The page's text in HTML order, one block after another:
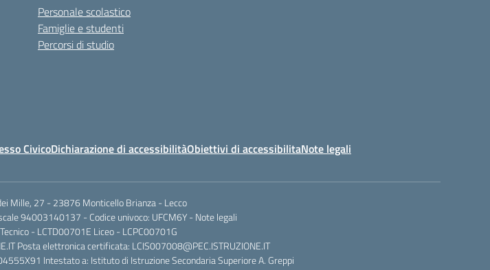
Personale scolastico
Famiglie e studenti
Percorsi di studio
CivicoDichiarazione di accessibilitàObiettivi di accessibilitaNote legali
Mille, 27 - 23876 Monticello Brianza - Lecco
94003140137 - Codice univoco: UFCM6Y - Note legali
- LCTD00701E Liceo - LCPC00701G
Posta elettronica certificata: LCIS007008@PEC.ISTRUZIONE.IT
Intestato a: Istituto di Istruzione Secondaria Superiore A. Greppi